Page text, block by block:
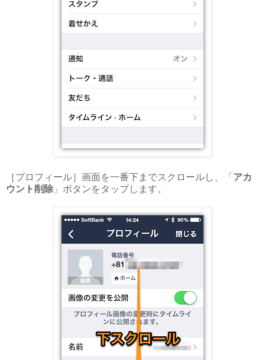
［プロフィール］画面を一番下までスクロールし、「 アカ
ウント削除 」ボタンをタップします。